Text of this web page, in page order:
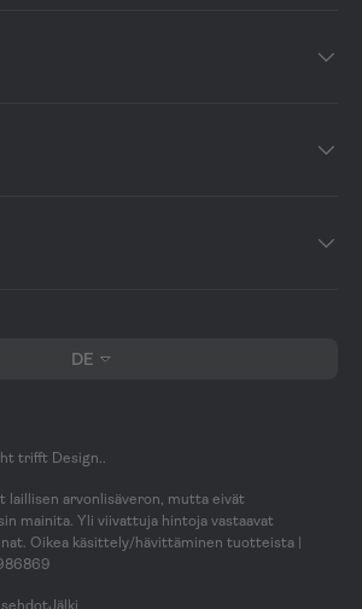
DE
trifft Design..
laillisen arvonlisäveron, mutta eivät
mainita. Yli viivattuja hintoja vastaavat
Oikea käsittely/hävittäminen tuotteista |
Jälki